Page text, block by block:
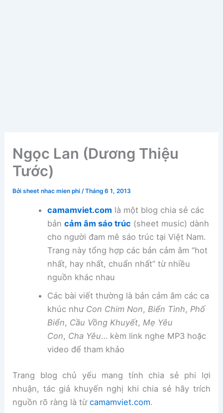
Ngọc Lan (Dương Thiệu
Tước)
Bởisheet nhac mien phi/Tháng 6 1, 2013
camamviet.com là một blog chia sẻ các
bản cảm âm sáo trúc (sheet music) dành
cho người đam mê sáo trúc tại Việt Nam.
Trang này tổng hợp các bản cảm âm “hot
nhất, hay nhất, chuẩn nhất” từ nhiều
nguồn khác nhau
Các bài viết thường là bản cảm âm các ca
khúc như Con Chim Non, Biển Tình, Phố
Biển, Cầu Vồng Khuyết, Mẹ Yêu
Con, Cha Yêu… kèm link nghe MP3 hoặc
video để tham khảo
Trang blog chủ yếu mang tính chia sẻ phi lợi
nhuận, tác giả khuyến nghị khi chia sẻ hãy trích
nguồn rõ ràng là từcamamviet.com.